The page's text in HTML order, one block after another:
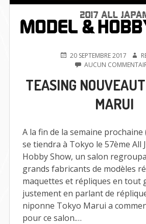
PUBLIÉ20 SEPTEMBRE 2017
AUCUN
TEASING
MARUI
A la fin de la semaine
se tiendra à Tokyo le 57ème All
Hobby Show, un salon
grands fabricants de modèles
maquettes et répliques en tout
justement en parlant de
niponne Tokyo Marui a
pour ce salon.…